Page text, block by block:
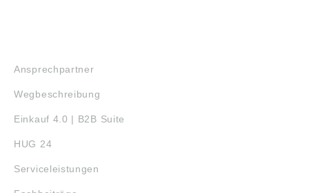
Ansprechpartner
Wegbeschreibung
Einkauf 4.0 | B2B Suite
HUG 24
Serviceleistungen